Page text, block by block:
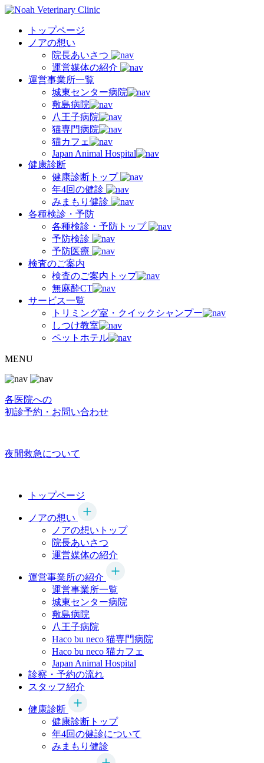
トップページ
ノアの想い
院長あいさつ
運営媒体の紹介
運営事業所一覧
城東センター病院
敷島病院
八王子病院
猫専門病院
猫カフェ
Japan Animal Hospital
健康診断
健康診断トップ
年4回の健診
みまもり健診
各種検診・予防
各種検診・予防トップ
予防検診
予防医療
検査のご案内
検査のご案内トップ
無麻酔CT
サービス一覧
トリミング室・クイックシャンプー
しつけ教室
ペットホテル
MENU
各医院への
初診予約・お問い合わせ
夜間救急について
トップページ
ノアの想い
ノアの想いトップ
院長あいさつ
運営媒体の紹介
運営事業所の紹介
運営事業所一覧
城東センター病院
敷島病院
八王子病院
Haco bu neco 猫専門病院
Haco bu neco 猫カフェ
Japan Animal Hospital
診察・予約の流れ
スタッフ紹介
健康診断
健康診断トップ
年4回の健診について
みまもり健診